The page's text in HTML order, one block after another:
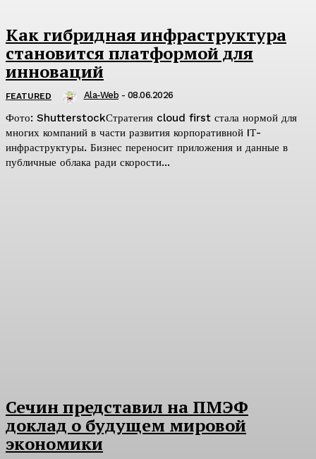
Как гибридная инфраструктура
становится платформой для
инноваций
FEATURED Ala-Web - 08.06.2026
Фото: ShutterstockСтратегия cloud first стала нормой для
многих компаний в части развития корпоративной IТ-
инфраструктуры. Бизнес переносит приложения и данные в
публичные облака ради скорости...
Сечин представил на ПМЭФ
доклад о будущем мировой
экономики